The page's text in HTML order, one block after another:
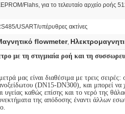
Flahs, για το τελευταίο αρχείο ροής
USART/υπέρυθρες ακτίνες
flowmeter,
με τη στιγμιαία ροή και τη
μας είναι διαθέσιμα με τρεις
(DN15-DN300), και μπορεί να
υγείας καθώς επίσης και το νερό της
της απόδοσης έναντι άλλων